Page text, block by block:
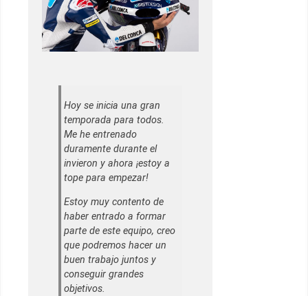
Hoy se inicia una gran
temporada para todos.
Me he entrenado
duramente durante el
invieron y ahora ¡estoy a
tope para empezar!
Estoy muy contento de
haber entrado a formar
parte de este equipo, creo
que podremos hacer un
buen trabajo juntos y
conseguir grandes
objetivos.